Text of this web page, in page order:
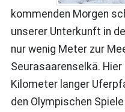
kommenden Morgen
unserer Unterkunft in
nur wenig Meter zur
Seurasaarenselkä.
Kilometer langer
den Olympischen